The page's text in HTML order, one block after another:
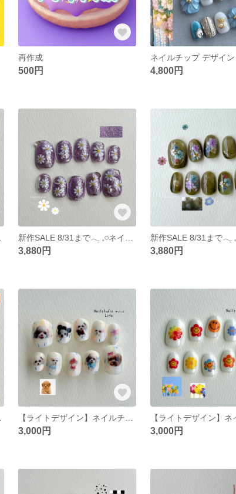
再作成
500円 4,800円
3,880円 3,880円
3,000円 3,000円